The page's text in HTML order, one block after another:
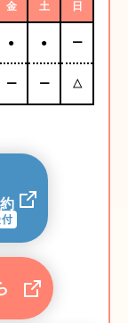
金 土 日
● ● ー
ー ー △